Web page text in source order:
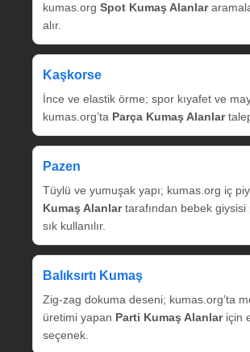
kumas.org Spot Kumaş Alanlar
alır.
Kaşkorse
İnce ve elastik örme; spor kıyafet ve
kumas.org’ta Parça Kumaş Alanlar
Pazen
Tüylü ve yumuşak yapı; kumas.org iç
Kumaş Alanlartarafından bebek giysisi
sık kullanılır.
Balıksırtı Kumaş
Zig‑zag dokuma deseni; kumas.org’ta
üretimi yapan Parti Kumaş Alanlariçin
seçenek.